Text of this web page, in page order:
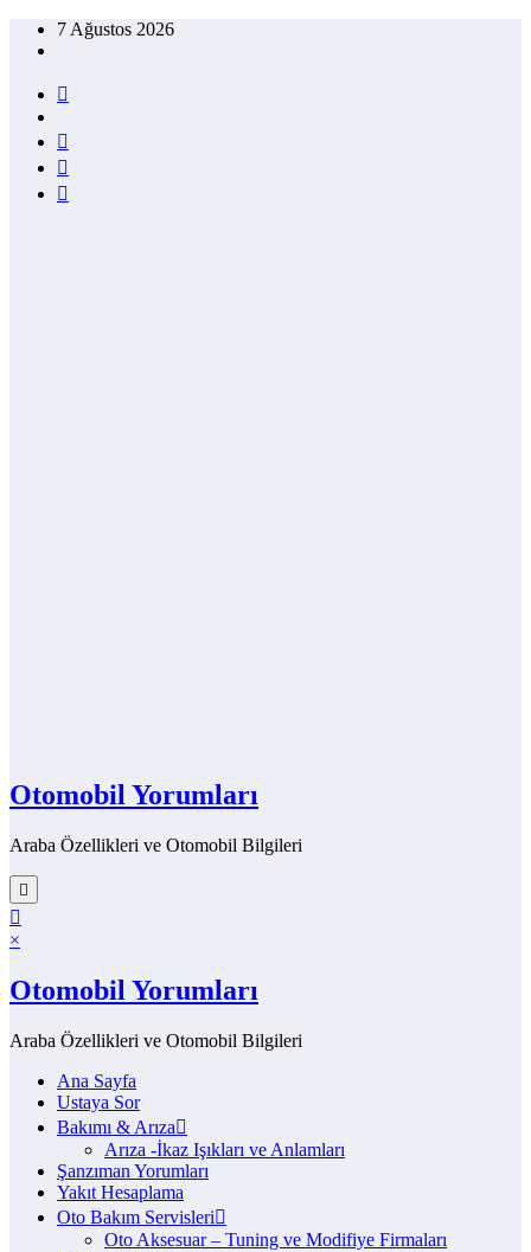
İçeriğe7 Ağustos 2026
Otomobil Yorumları
Araba Özellikleri ve Otomobil Bilgileri
×
Otomobil Yorumları
Araba Özellikleri ve Otomobil Bilgileri
Ana Sayfa
Ustaya Sor
Bakımı & Arıza
Arıza -İkaz Işıkları ve Anlamları
Şanzıman Yorumları
Yakıt Hesaplama
Oto Bakım Servisleri
Oto Aksesuar – Tuning ve Modifiye Firmaları